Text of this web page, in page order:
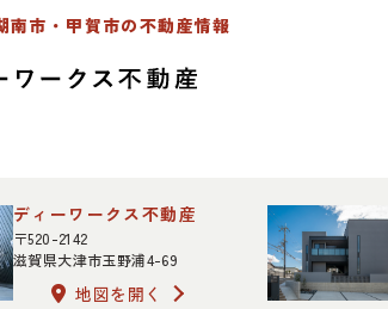
南市・甲賀市の不動産情報
ディーワークス不動産
〒520-2142
滋賀県大津市玉野浦4-69
地図を開く